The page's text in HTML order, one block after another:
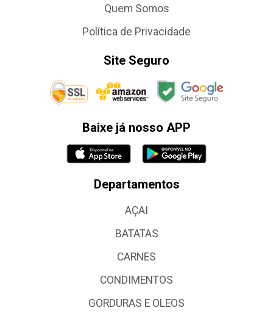
Quem Somos
Política de Privacidade
Site Seguro
Baixe já nosso APP
Departamentos
AÇAI
BATATAS
CARNES
CONDIMENTOS
GORDURAS E OLEOS